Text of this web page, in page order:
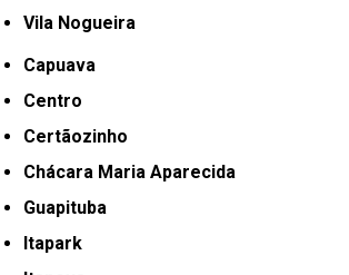
Vila Nogueira
Capuava
Centro
Certãozinho
Chácara Maria Aparecida
Guapituba
Itapark